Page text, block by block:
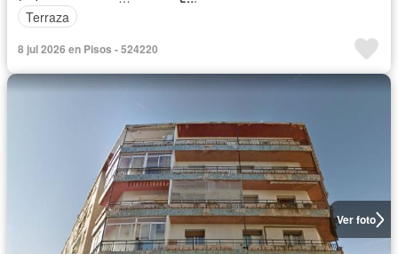
Terraza
8 jul 2026 en Pisos - 524220
Ver foto